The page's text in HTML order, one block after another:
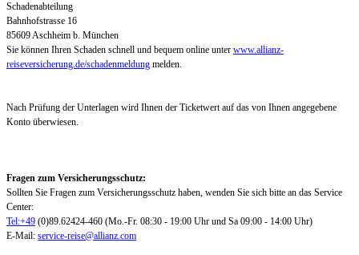
Schadenabteilung
Bahnhofstrasse 16
85609 Aschheim b. München
Sie können Ihren Schaden schnell und bequem online unter www.allianz-
reiseversicherung.de/schadenmeldung melden.
Nach Prüfung der Unterlagen wird Ihnen der Ticketwert auf das von Ihnen angegebene
Konto überwiesen.
Fragen zum Versicherungsschutz:
Sollten Sie Fragen zum Versicherungsschutz haben, wenden Sie sich bitte an das Service
Center:
Tel:+49 (0)89.62424-460 (Mo.-Fr. 08:30 - 19:00 Uhr und Sa 09:00 - 14:00 Uhr)
E-Mail: service-reise@allianz.com